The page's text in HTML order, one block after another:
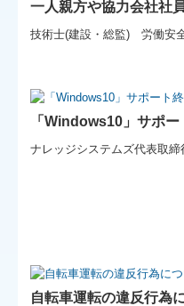
一人親方や協力会社社
技術士(建設・総監) 労働安
「Windows10」サポ
ナレッジシステムズ代表取
自転車運転の違反行為